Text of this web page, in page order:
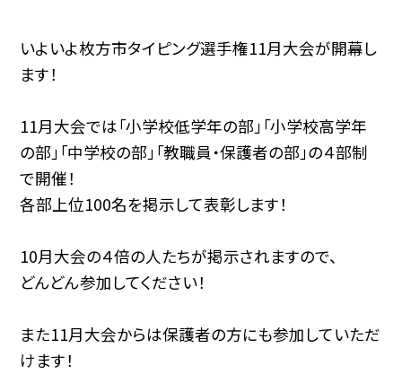
いよいよ枚方市タイピング選手権11月大会が開幕し
ます！
11月大会では「小学校低学年の部」「小学校高学年
の部」「中学校の部」「教職員・保護者の部」の４部制
で開催！
各部上位100名を掲示して表彰します！
10月大会の４倍の人たちが掲示されますので、
どんどん参加してください！
また11月大会からは保護者の方にも参加していただ
けます！